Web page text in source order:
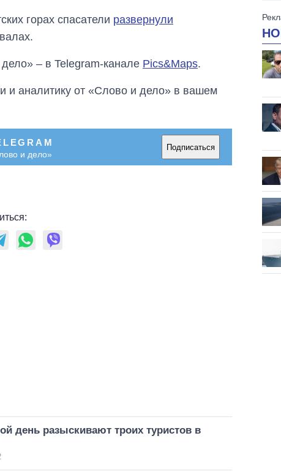
горах спасатели развернули
– в Telegram-канале Pics&Maps.
и аналитику от «Слово и дело» в вашем
и дело»
Подписаться
день разыскивают троих туристов в